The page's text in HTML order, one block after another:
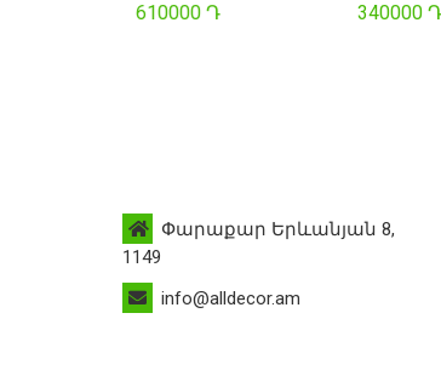
610000 Դ 340000 Դ
Փարաքար Երևանյան 8,
1149
info@alldecor.am